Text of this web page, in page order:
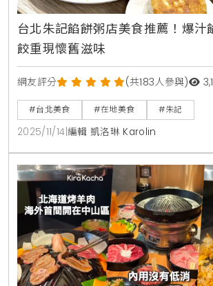
台北朱記餡餅粥店美食推薦！爆汁
餃重現懷舊滋味
網友評分 (共183人參與)
#台北美食 #在地美食 #朱記
2025/11/14 編輯 凱洛琳 Karolin